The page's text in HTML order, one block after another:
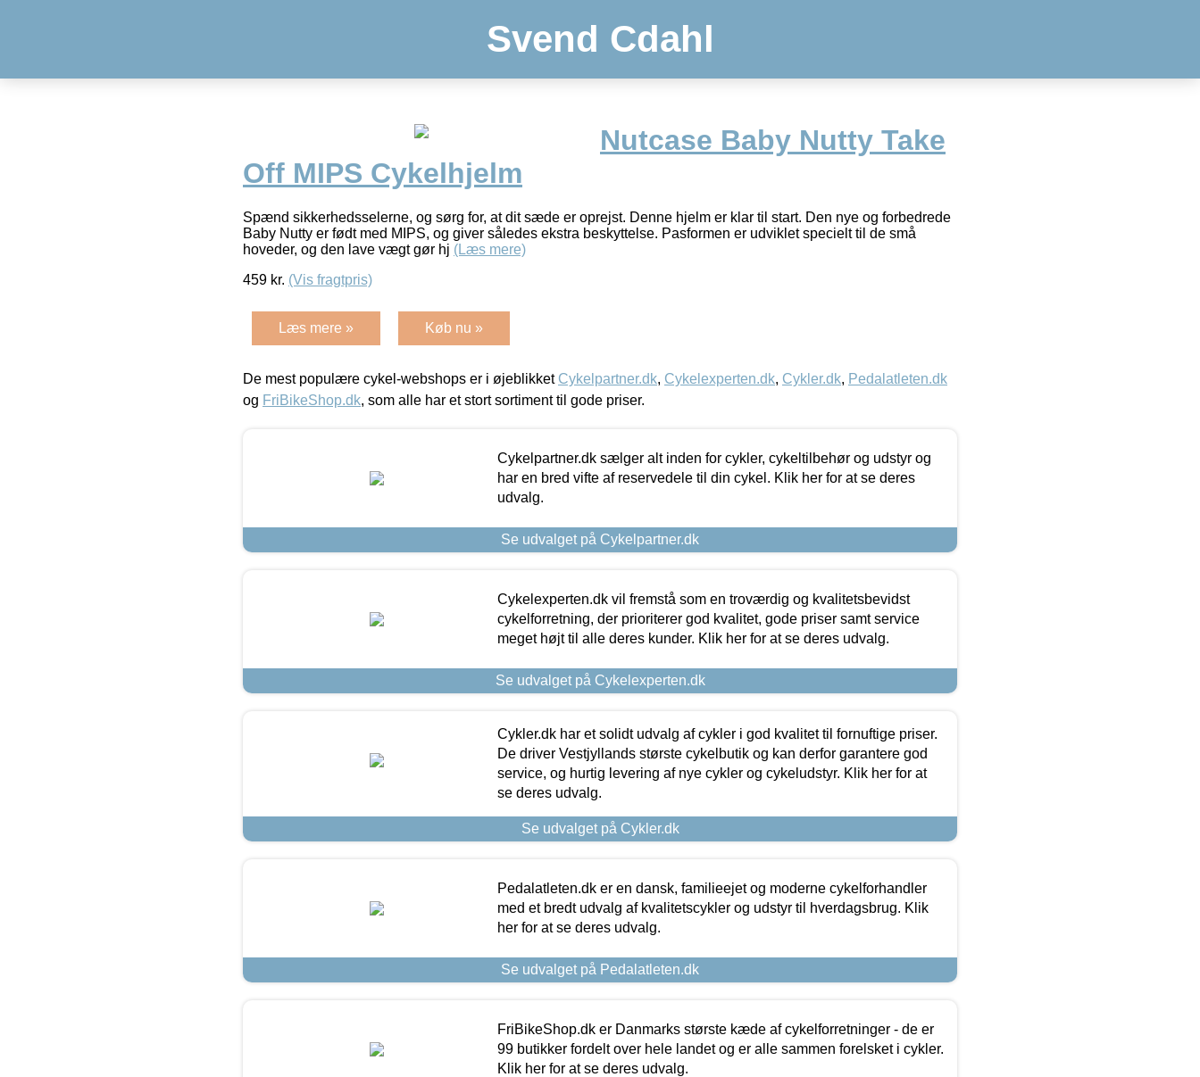
Svend Cdahl
Nutcase Baby Nutty Take
Off MIPS Cykelhjelm
Spænd sikkerhedsselerne, og sørg for, at dit sæde er oprejst. Denne hjelm er klar til start. Den nye og forbedrede
Baby Nutty er født med MIPS, og giver således ekstra beskyttelse. Pasformen er udviklet specielt til de små
hoveder, og den lave vægt gør hj (Læs mere)
459 kr. (Vis fragtpris)
Læs mere » Køb nu »
De mest populære cykel-webshops er i øjeblikket Cykelpartner.dk, Cykelexperten.dk, Cykler.dk, Pedalatleten.dk
og FriBikeShop.dk, som alle har et stort sortiment til gode priser.
Cykelpartner.dk sælger alt inden for cykler, cykeltilbehør og udstyr og
har en bred vifte af reservedele til din cykel. Klik her for at se deres
udvalg.
Se udvalget på Cykelpartner.dk
Cykelexperten.dk vil fremstå som en troværdig og kvalitetsbevidst
cykelforretning, der prioriterer god kvalitet, gode priser samt service
meget højt til alle deres kunder. Klik her for at se deres udvalg.
Se udvalget på Cykelexperten.dk
Cykler.dk har et solidt udvalg af cykler i god kvalitet til fornuftige priser.
De driver Vestjyllands største cykelbutik og kan derfor garantere god
service, og hurtig levering af nye cykler og cykeludstyr. Klik her for at
se deres udvalg.
Se udvalget på Cykler.dk
Pedalatleten.dk er en dansk, familieejet og moderne cykelforhandler
med et bredt udvalg af kvalitetscykler og udstyr til hverdagsbrug. Klik
her for at se deres udvalg.
Se udvalget på Pedalatleten.dk
FriBikeShop.dk er Danmarks største kæde af cykelforretninger - de er
99 butikker fordelt over hele landet og er alle sammen forelsket i cykler.
Klik her for at se deres udvalg.